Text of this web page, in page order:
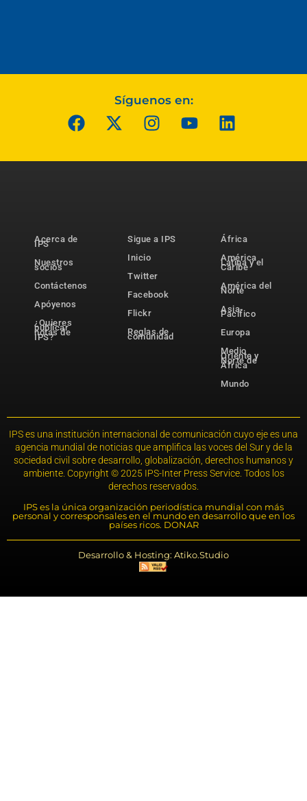
Síguenos en:
Acerca de
IPS
Nuestros
socios
Contáctenos
Apóyenos
¿Quieres
publicar
notas de
IPS?
Sigue a IPS
Inicio
Twitter
Facebook
Flickr
Reglas de
comunidad
África
América
Latina y el
Caribe
América del
Norte
Asia-
Pacífico
Europa
Medio
Oriente y
Norte de
África
Mundo
IPS es una institución internacional de comunicación cuyo eje es una
agencia mundial de noticias que amplifica las voces del Sur y de la
sociedad civil sobre desarrollo, globalización, derechos humanos y
ambiente. Copyright © 2025 IPS-Inter Press Service. Todos los
derechos reservados.
IPS es la única organización periodística mundial con más
personal y corresponsales en el mundo en desarrollo que en los
países ricos. DONAR
Desarrollo & Hosting: Atiko.Studio